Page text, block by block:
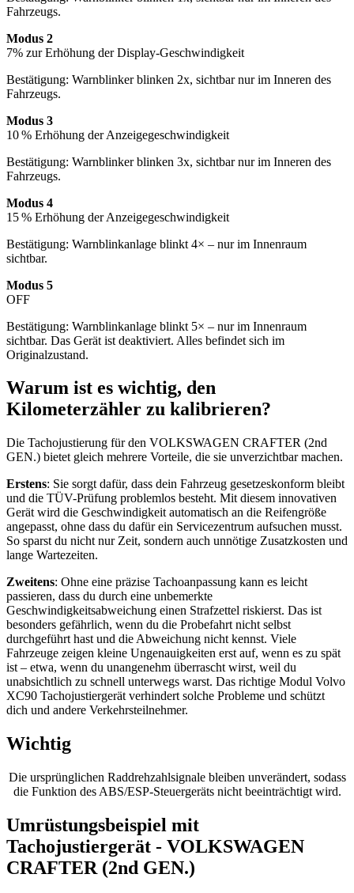
Fahrzeugs.
Modus 2
7% zur Erhöhung der Display-Geschwindigkeit
Bestätigung: Warnblinker blinken 2x, sichtbar nur im Inneren des
Fahrzeugs.
Modus 3
10 % Erhöhung der Anzeigegeschwindigkeit
Bestätigung: Warnblinker blinken 3x, sichtbar nur im Inneren des
Fahrzeugs.
Modus 4
15 % Erhöhung der Anzeigegeschwindigkeit
Bestätigung: Warnblinkanlage blinkt 4× – nur im Innenraum
sichtbar.
Modus 5
OFF
Bestätigung: Warnblinkanlage blinkt 5× – nur im Innenraum
sichtbar. Das Gerät ist deaktiviert. Alles befindet sich im
Originalzustand.
Warum ist es wichtig, den
Kilometerzähler zu kalibrieren?
Die Tachojustierung für den VOLKSWAGEN CRAFTER (2nd
GEN.) bietet gleich mehrere Vorteile, die sie unverzichtbar machen.
Erstens: Sie sorgt dafür, dass dein Fahrzeug gesetzeskonform bleibt
und die TÜV-Prüfung problemlos besteht. Mit diesem innovativen
Gerät wird die Geschwindigkeit automatisch an die Reifengröße
angepasst, ohne dass du dafür ein Servicezentrum aufsuchen musst.
So sparst du nicht nur Zeit, sondern auch unnötige Zusatzkosten und
lange Wartezeiten.
Zweitens: Ohne eine präzise Tachoanpassung kann es leicht
passieren, dass du durch eine unbemerkte
Geschwindigkeitsabweichung einen Strafzettel riskierst. Das ist
besonders gefährlich, wenn du die Probefahrt nicht selbst
durchgeführt hast und die Abweichung nicht kennst. Viele
Fahrzeuge zeigen kleine Ungenauigkeiten erst auf, wenn es zu spät
ist – etwa, wenn du unangenehm überrascht wirst, weil du
unabsichtlich zu schnell unterwegs warst. Das richtige Modul Volvo
XC90 Tachojustiergerät verhindert solche Probleme und schützt
dich und andere Verkehrsteilnehmer.
Wichtig
Die ursprünglichen Raddrehzahlsignale bleiben unverändert, sodass
die Funktion des ABS/ESP-Steuergeräts nicht beeinträchtigt wird.
Umrüstungsbeispiel mit
Tachojustiergerät - VOLKSWAGEN
CRAFTER (2nd GEN.)